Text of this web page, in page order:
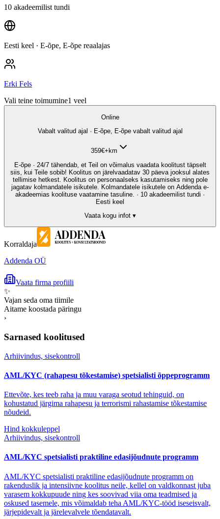
10 akadeemilist tundi
Eesti keel · E-õpe, E-õpe reaalajas
Erki Fels
Vali teine toimumine1 veel
Online
Vabalt valitud ajal · E-õpe, E-õpe vabalt valitud ajal
359€+km
E-õpe · 24/7 tähendab, et Teil on võimalus vaadata koolitust täpselt
siis, kui Teile sobib! Koolitus on järelvaadatav 30 päeva jooksul alates
tellimise hetkest. Koolitus on personaalseks kasutamiseks ning pole
jagatav kolmandatele isikutele. Kolmandatele isikutele on Addenda e-
akadeemias koolituse vaatamine tasuline. · 10 akadeemilist tundi ·
Eesti keel
Vaata kogu infot ▾
Korraldaja
Addenda OÜ
Vaata firma profiili
✨
Vajan seda oma tiimile
Aitame koostada päringu
›
Sarnased koolitused
Arhiivindus, sisekontroll
AML/KYC (rahapesu tõkestamise) spetsialisti õppeprogramm
Ettevõte, kes teeb raha ja muu varaga seotud tehinguid, on
kohustatud järgima rahapesu ja terrorismi rahastamise tõkestamise
nõudeid.
Hind kokkuleppel
Arhiivindus, sisekontroll
AML/KYC spetsialisti praktiline edasijõudnute programm
AML/KYC spetsialisti praktiline edasijõudnute programm on
rakenduslik ja intensiivne koolitus neile, kellel on valdkonnast juba
varasem kokkupuude ning kes soovivad viia oma teadmised ja
oskused tasemele, mis võimaldab teha AML/KYC-tööd iseseisvalt,
järjepidevalt ja järelevalvele tõendatavalt.